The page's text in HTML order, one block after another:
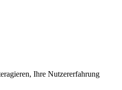
Ihre Nutzererfahrung